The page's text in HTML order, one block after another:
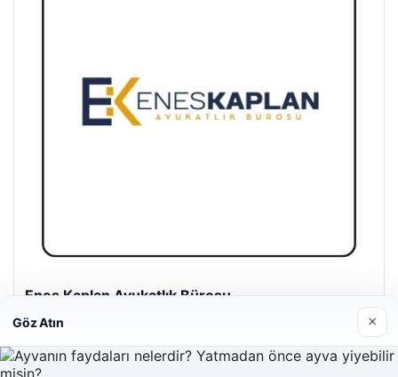
Enes Kaplan Avukatlık Bürosu
28/04/2026
Göz Atın ×